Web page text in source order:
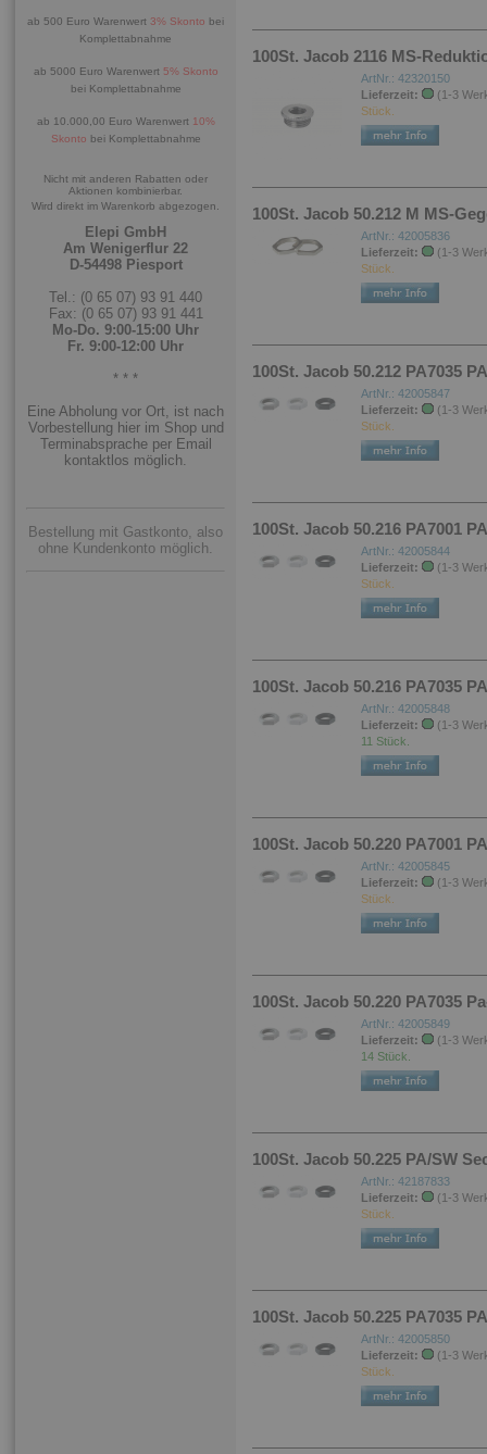
ab 500 Euro Warenwert 3% Skonto bei
Komplettabnahme
ab 5000 Euro Warenwert 5% Skonto
bei Komplettabnahme
ab 10.000,00 Euro Warenwert 10%
Skonto bei Komplettabnahme
Nicht mit anderen Rabatten oder
Aktionen kombinierbar.
Wird direkt im Warenkorb abgezogen.
Elepi GmbH
Am Wenigerflur 22
D-54498 Piesport
Tel.: (0 65 07) 93 91 440
Fax: (0 65 07) 93 91 441
Mo-Do. 9:00-15:00 Uhr
Fr. 9:00-12:00 Uhr
* * *
Eine Abholung vor Ort, ist nach
Vorbestellung hier im Shop und
Terminabsprache per Email
kontaktlos möglich.
Bestellung mit Gastkonto, also
ohne Kundenkonto möglich.
100St. Jacob 2116 MS-
ArtNr.: 42320150
Lieferzeit:
(1-3
Stück.
100St. Jacob 50.212 M MS-
ArtNr.: 42005836
Lieferzeit:
(1-3
Stück.
100St. Jacob 50.212 PA7035
ArtNr.: 42005847
Lieferzeit:
(1-3
Stück.
100St. Jacob 50.216 PA7001
ArtNr.: 42005844
Lieferzeit:
(1-3
Stück.
100St. Jacob 50.216 PA7035
ArtNr.: 42005848
Lieferzeit:
(1-3
11 Stück.
100St. Jacob 50.220 PA7001
ArtNr.: 42005845
Lieferzeit:
(1-3
Stück.
100St. Jacob 50.220 PA7035
ArtNr.: 42005849
Lieferzeit:
(1-3
14 Stück.
100St. Jacob 50.225 PA/SW
ArtNr.: 42187833
Lieferzeit:
(1-3
Stück.
100St. Jacob 50.225 PA7035
ArtNr.: 42005850
Lieferzeit:
(1-3
Stück.